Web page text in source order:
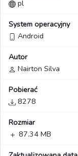
pl
System operacyjny
Android
Autor
Nairton Silva
Pobierać
8278
Rozmiar
87.34 MB